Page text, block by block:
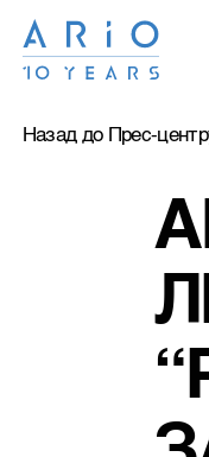
Назад до Прес-